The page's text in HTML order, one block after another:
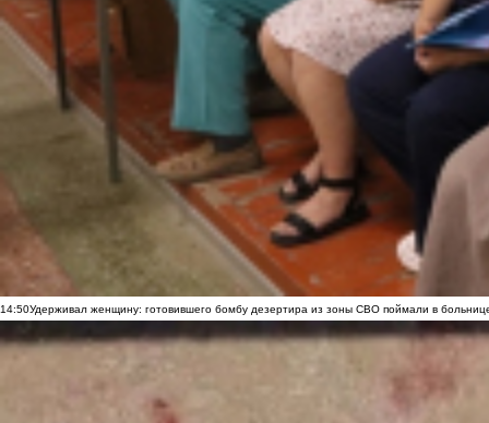
14:50Удерживал женщину: готовившего бомбу дезертира из зоны СВО поймали в